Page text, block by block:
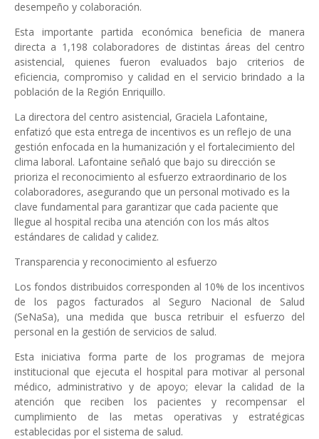
desempeño y colaboración.
Esta importante partida económica beneficia de manera
directa a 1,198 colaboradores de distintas áreas del centro
asistencial, quienes fueron evaluados bajo criterios de
eficiencia, compromiso y calidad en el servicio brindado a la
población de la Región Enriquillo.
La directora del centro asistencial, Graciela Lafontaine,
enfatizó que esta entrega de incentivos es un reflejo de una
gestión enfocada en la humanización y el fortalecimiento del
clima laboral. Lafontaine señaló que bajo su dirección se
prioriza el reconocimiento al esfuerzo extraordinario de los
colaboradores, asegurando que un personal motivado es la
clave fundamental para garantizar que cada paciente que
llegue al hospital reciba una atención con los más altos
estándares de calidad y calidez.
Transparencia y reconocimiento al esfuerzo
Los fondos distribuidos corresponden al 10% de los incentivos
de los pagos facturados al Seguro Nacional de Salud
(SeNaSa), una medida que busca retribuir el esfuerzo del
personal en la gestión de servicios de salud.
Esta iniciativa forma parte de los programas de mejora
institucional que ejecuta el hospital para motivar al personal
médico, administrativo y de apoyo; elevar la calidad de la
atención que reciben los pacientes y recompensar el
cumplimiento de las metas operativas y estratégicas
establecidas por el sistema de salud.